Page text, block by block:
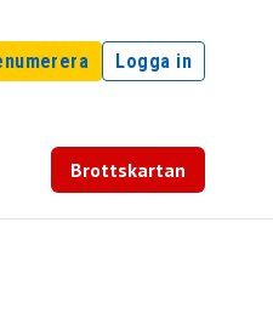
Logga in
Brottskartan